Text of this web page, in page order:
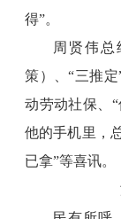
得”。
周贤伟
策）、“三推
动劳动社保、
他的手机里，
已拿”等喜讯。